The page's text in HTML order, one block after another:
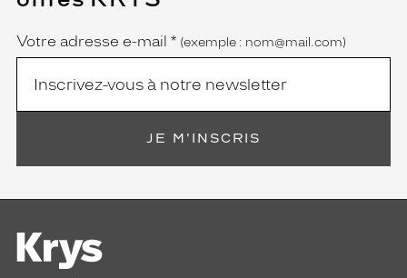
Votre adresse e-mail *
obligatoire)
(exemple : nom@mail.com)
JE M'INSCRIS